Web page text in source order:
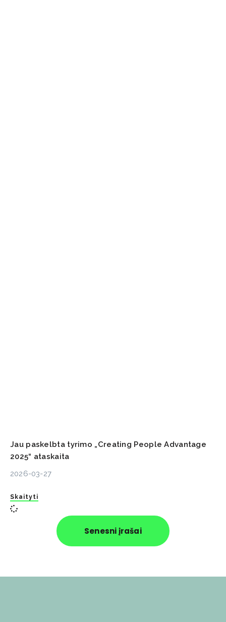
Jau paskelbta tyrimo „Creating People Advantage
2025“ ataskaita
2026-03-27
Skaityti
Senesni įrašai